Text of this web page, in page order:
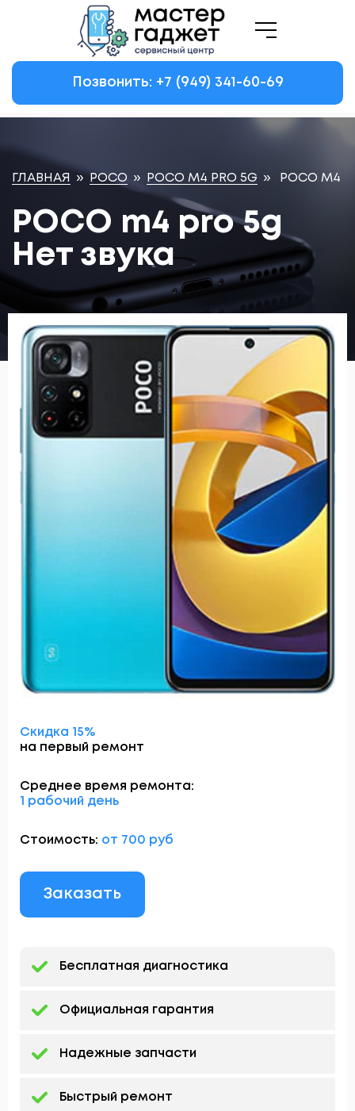
Позвонить: +7 (949) 341-60-69
ГЛАВНАЯ » POCO » POCO M4 PRO 5G » POCO M4
POCO m4 pro 5g
Нет звука
Скидка 15%
на первый ремонт
Среднее время ремонта:
1 рабочий день
Стоимость: от 700 руб
Заказать
Бесплатная диагностика
Официальная гарантия
Надежные запчасти
Быстрый ремонт